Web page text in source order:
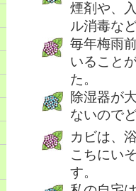
煙剤や、
ル消毒な
毎年梅雨
いること
た。
除湿器が
ないので
カビは、
こちにい
す。